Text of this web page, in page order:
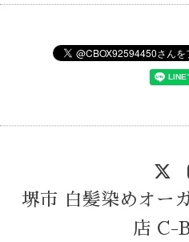
堺市 白髪染めオー
店 C-